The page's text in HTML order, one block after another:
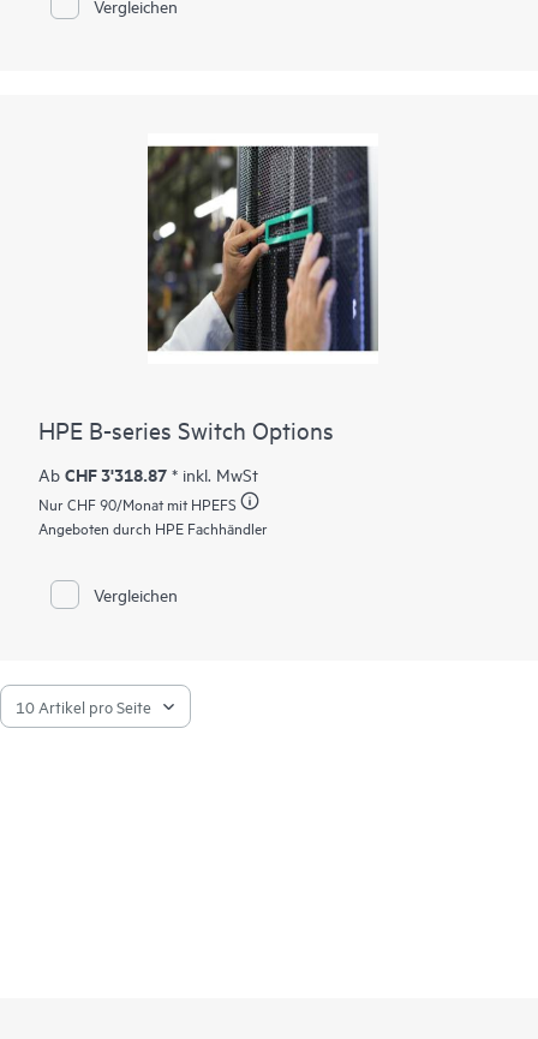
Vergleichen
HPE B-series Switch Options
Ab CHF 3'318.87 * inkl. MwSt
Nur CHF 90/Monat mit HPEFS
Angeboten durch HPE Fachhändler
Vergleichen